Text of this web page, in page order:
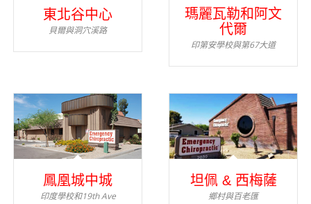
東北谷中心
貝爾與洞穴溪路
瑪麗瓦勒和阿文
代爾
印第安學校與第67大道
鳳凰城中城
印度學校和19th Ave
坦佩 & 西梅薩
鄉村與百老匯